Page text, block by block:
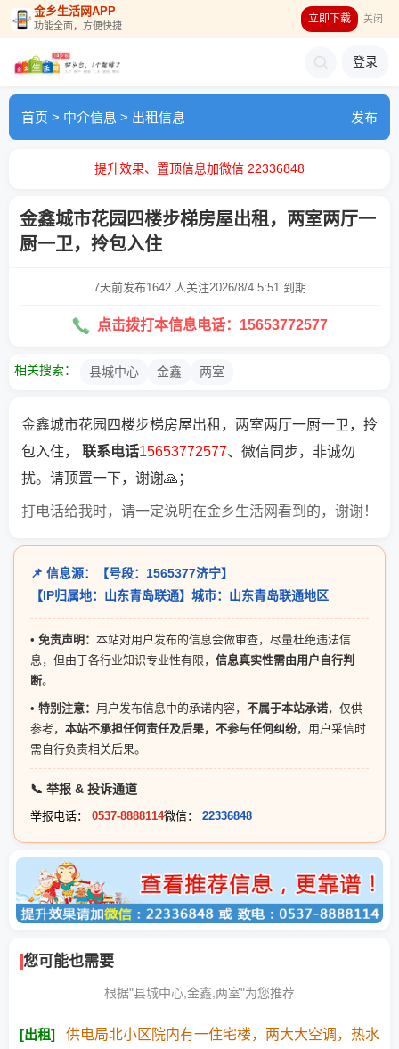
金乡生活网APP
功能全面，方便快捷
立即下载 关闭
登录
首页 > 中介信息 > 出租信息 发布
提升效果、置顶信息加微信 22336848
金鑫城市花园四楼步梯房屋出租，两室两厅一
厨一卫，拎包入住
7天前发布1642 人关注2026/8/4 5:51 到期
点击拨打本信息电话：15653772577
相关搜索： 县城中心 金鑫 两室
金鑫城市花园四楼步梯房屋出租，两室两厅一厨一卫，拎
包入住， 联系电话15653772577、微信同步，非诚勿
扰。请顶置一下，谢谢🙏；
打电话给我时，请一定说明在金乡生活网看到的，谢谢！
📌 信息源：【号段：1565377济宁】
【IP归属地：山东青岛联通】城市：山东青岛联通地区
• 免责声明： 本站对用户发布的信息会做审查，尽量杜绝违法信
息，但由于各行业知识专业性有限， 信息真实性需由用户自行判
断。
• 特别注意： 用户发布信息中的承诺内容， 不属于本站承诺，仅供
参考， 本站不承担任何责任及后果，不参与任何纠纷，用户采信时
需自行负责相关后果。
📞 举报 & 投诉通道
举报电话： 0537-8888114微信： 22336848
您可能也需要
根据"县城中心,金鑫,两室"为您推荐
[出租]
供电局北小区院内有一住宅楼，两大大空调，热水